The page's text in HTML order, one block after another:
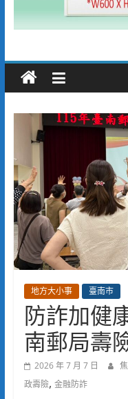
地方大小事 臺南市
防詐加健
南郵局壽
2026 年 7 月 7 日
政壽險, 金融防詐